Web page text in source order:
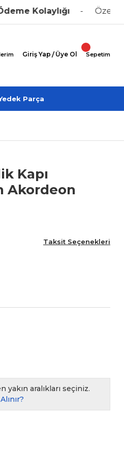
Kolaylığı Özel
Giriş Yap / Üye Ol Sepetim
Parça
Kapı
Akordeon
Taksit Seçenekleri
aralıkları seçiniz.